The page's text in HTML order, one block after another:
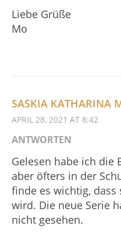
Liebe Grüße
Mo
SASKIA KATHARINA
APRIL 28, 2021 AT 8:42
ANTWORTEN
Gelesen habe ich die
aber öfters in der
finde es wichtig,
wird. Die neue Serie
nicht gesehen.